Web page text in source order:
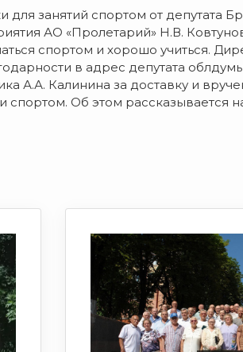
занятий спортом от депутата
АО «Пролетарий» Н.В.
спортом и хорошо учиться.
в адрес депутата
А.А. Калинина за доставку и
спортом. Об этом рассказывается